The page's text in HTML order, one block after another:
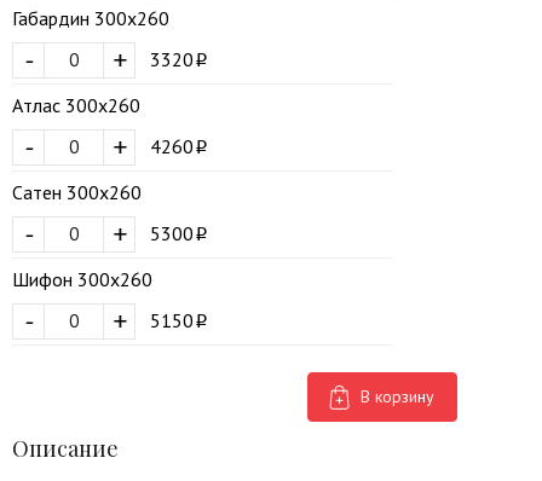
Габардин 300х260
+
-
3320
Атлас 300х260
+
-
4260
Сатен 300х260
+
-
5300
Шифон 300х260
+
- 5150
В корзину
Описание